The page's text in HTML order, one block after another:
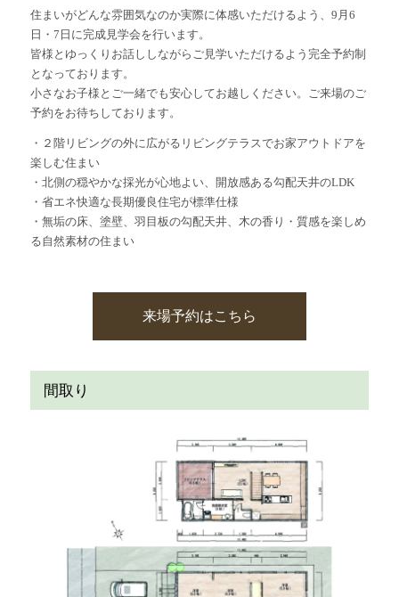
住まいがどんな雰囲気なのか実際に体感いただけるよう、9月6
日・7日に完成見学会を行います。
皆様とゆっくりお話ししながらご見学いただけるよう完全予約制
となっております。
小さなお子様とご一緒でも安心してお越しください。ご来場のご
予約をお待ちしております。
・２階リビングの外に広がるリビングテラスでお家アウトドアを
楽しむ住まい
・北側の穏やかな採光が心地よい、開放感ある勾配天井のLDK
・省エネ快適な長期優良住宅が標準仕様
・無垢の床、塗壁、羽目板の勾配天井、木の香り・質感を楽しめ
る自然素材の住まい
来場予約はこちら
間取り